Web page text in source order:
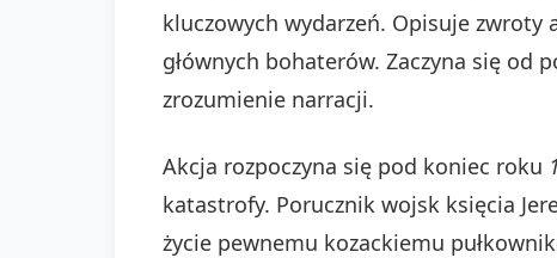
kluczowych wydarzeń. Opisuje zwroty
głównych bohaterów. Zaczyna się od
zrozumienie narracji.
Akcja rozpoczyna się pod koniec roku
katastrofy. Porucznik wojsk księcia
życie pewnemu kozackiemu